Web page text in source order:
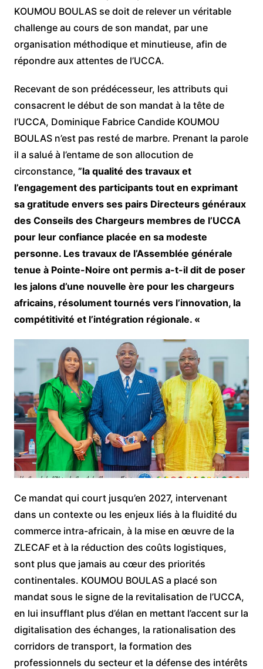
KOUMOU BOULAS se doit de relever un véritable
challenge au cours de son mandat, par une
organisation méthodique et minutieuse, afin de
répondre aux attentes de l’UCCA.
Recevant de son prédécesseur, les attributs qui
consacrent le début de son mandat à la tête de
l’UCCA, Dominique Fabrice Candide KOUMOU
BOULAS n’est pas resté de marbre. Prenant la parole
il a salué à l’entame de son allocution de
circonstance, ”la qualité des travaux et
l’engagement des participants tout en exprimant
sa gratitude envers ses pairs Directeurs généraux
des Conseils des Chargeurs membres de l’UCCA
pour leur confiance placée en sa modeste
personne. Les travaux de l’Assemblée générale
tenue à Pointe-Noire ont permis a-t-il dit de poser
les jalons d’une nouvelle ère pour les chargeurs
africains, résolument tournés vers l’innovation, la
compétitivité et l’intégration régionale. «
Ce mandat qui court jusqu’en 2027, intervenant
dans un contexte ou les enjeux liés à la fluidité du
commerce intra-africain, à la mise en œuvre de la
ZLECAF et à la réduction des coûts logistiques,
sont plus que jamais au cœur des priorités
continentales. KOUMOU BOULAS a placé son
mandat sous le signe de la revitalisation de l’UCCA,
en lui insufflant plus d’élan en mettant l’accent sur la
digitalisation des échanges, la rationalisation des
corridors de transport, la formation des
professionnels du secteur et la défense des intérêts